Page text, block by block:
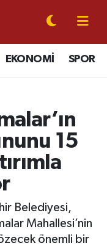
EKONOMİ SPOR
15
Belediyesi,
Mahallesi’nin
önemli bir
Haritası